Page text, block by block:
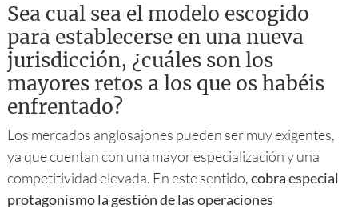
Sea cual sea el modelo escogido
para establecerse en una nueva
jurisdicción, ¿cuáles son los
mayores retos a los que os habéis
enfrentado?
Los mercados anglosajones pueden ser muy exigentes,
ya que cuentan con una mayor especialización y una
competitividad elevada. En este sentido,cobra especial
protagonismo la gestión de las operaciones